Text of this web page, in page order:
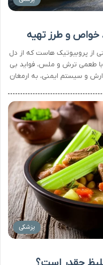
خواص و طرز تهیه
از پروبیوتیک هاست که از دل
طعمی ترش و ملس، فواید بی
و سیستم ایمنی، به ارمغان
پزشکی